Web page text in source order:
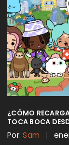
¿CÓMO
TOCA BOCA
Por:Sam